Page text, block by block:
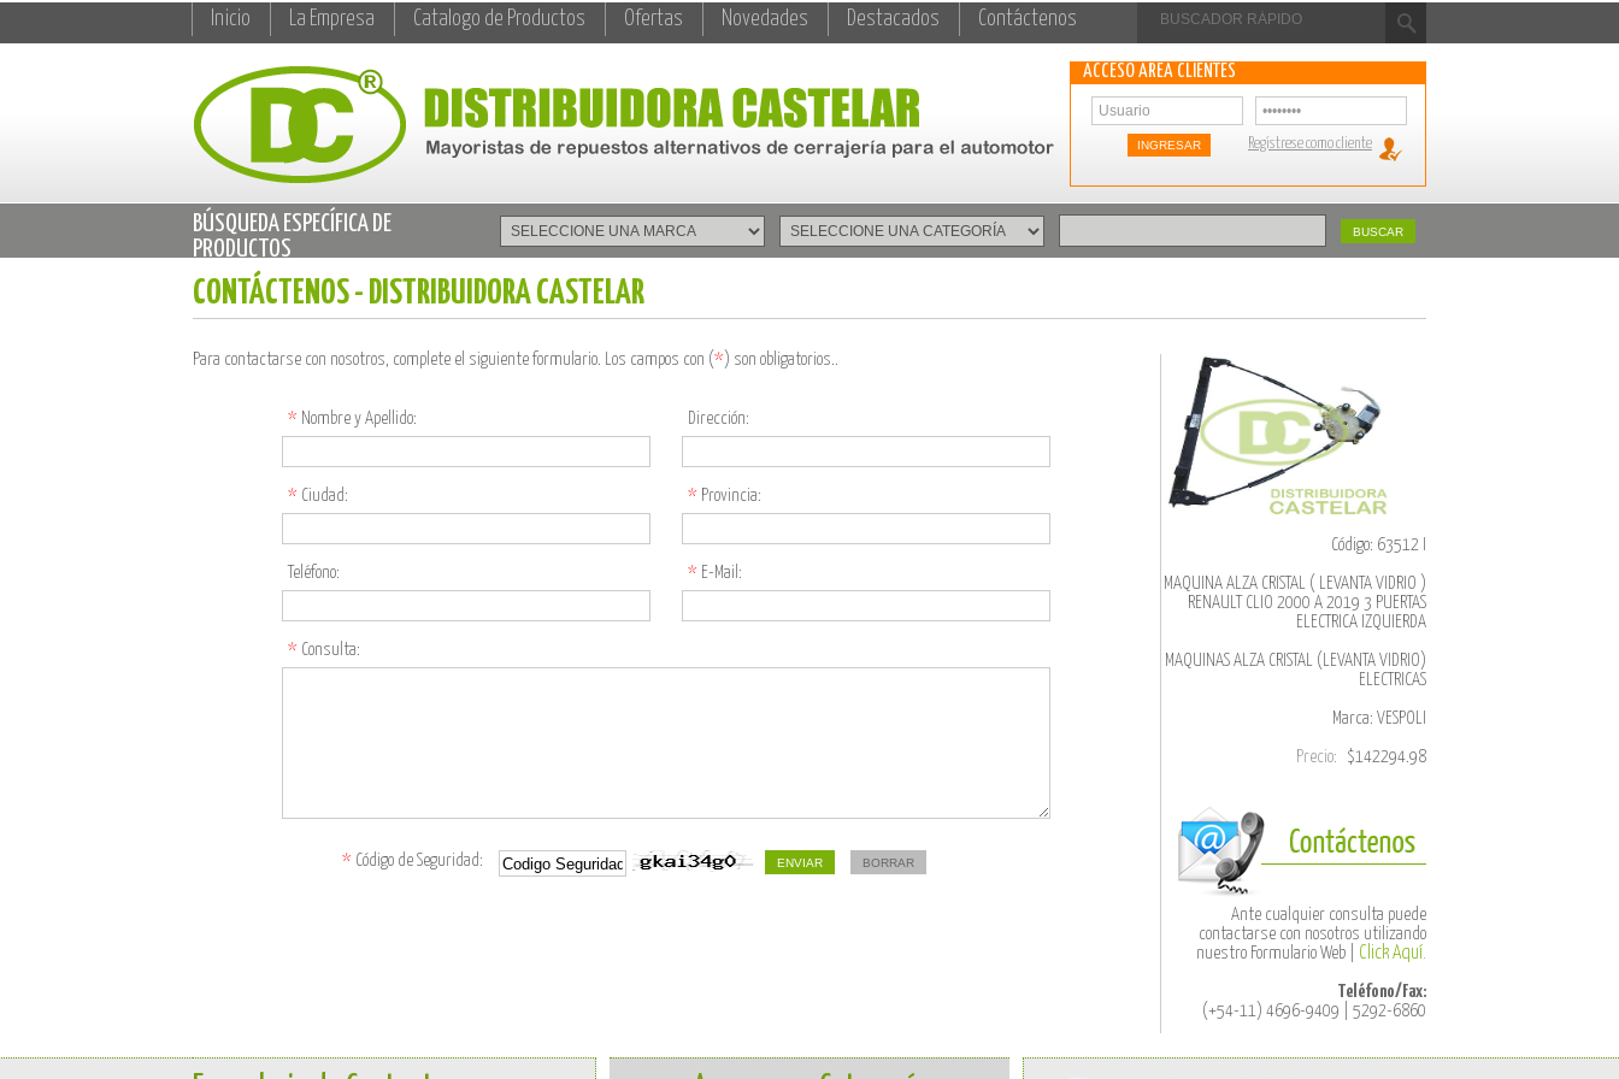
Inicio La Empresa Catalogo de Productos Ofertas Novedades Destacados Contáctenos
ACCESO ÁREA CLIENTES
Regístrese como cliente
BÚSQUEDA ESPECÍFICA DE
PRODUCTOS
CONTÁCTENOS - DISTRIBUIDORA CASTELAR
Para contactarse con nosotros, complete el siguiente formulario. Los campos con (* ) son obligatorios..
* Nombre y Apellido:
* Ciudad:
Teléfono:
Dirección:
* Provincia:
* E-Mail:
* Consulta:
* Código de Seguridad:
Código: 63512 I
MAQUINA ALZA CRISTAL ( LEVANTA VIDRIO )
RENAULT CLIO 2000 A 2019 3 PUERTAS
ELECTRICA IZQUIERDA
MAQUINAS ALZA CRISTAL (LEVANTA VIDRIO)
ELECTRICAS
Marca: VESPOLI
Precio: $142294.98
Ante cualquier consulta puede
contactarse con nosotros utilizando
nuestro Formulario Web | Click Aquí.
Teléfono/Fax:
(+54-11) 4696-9409 | 5292-6860